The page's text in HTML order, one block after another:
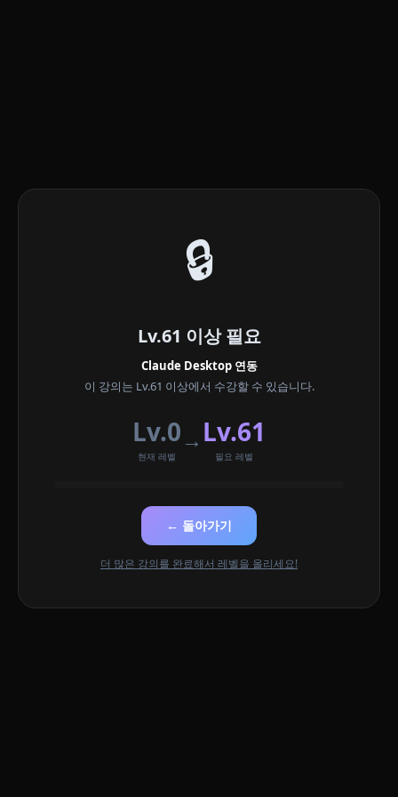
🔒
Lv.61 이상 필요
Claude Desktop 연동
이 강의는 Lv.61 이상에서 수강할 수 있습니다.
Lv.0
현재 레벨
→ Lv.61
필요 레벨
← 돌아가기
더 많은 강의를 완료해서 레벨을 올리세요!